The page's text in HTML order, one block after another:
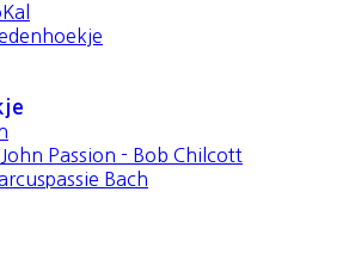
Passion - Bob Chilcott
Bach